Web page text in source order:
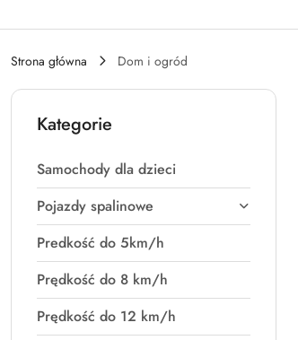
Strona główna Dom i ogród
Kategorie
Samochody dla dzieci
Pojazdy spalinowe
Predkość do 5km/h
Prędkość do 8 km/h
Prędkość do 12 km/h